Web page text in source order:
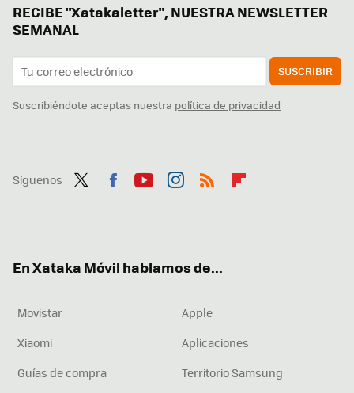
RECIBE "Xatakaletter", NUESTRA NEWSLETTER
SEMANAL
SUSCRIBIR
Suscribiéndote aceptas nuestra política de privacidad
Síguenos
En Xataka Móvil hablamos de...
Movistar
Apple
Xiaomi
Aplicaciones
Guías de compra
Territorio Samsung